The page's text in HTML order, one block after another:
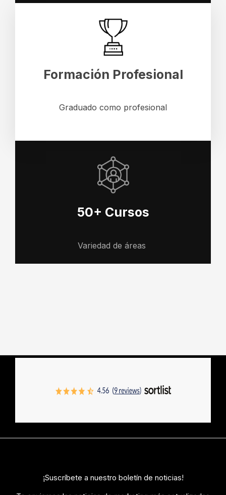
Formación Profesional
Graduado como profesional
50+ Cursos
Variedad de áreas
¡Suscríbete a nuestro boletín de noticias!